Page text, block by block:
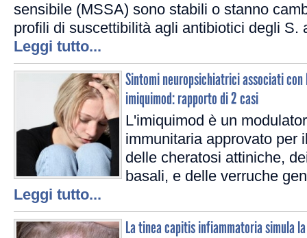
sensibile (MSSA) sono stabili o stanno
profili di suscettibilità agli antibiotici degli S.
Leggi tutto...
Sintomi neuropsichiatrici associati
imiquimod: rapporto di 2 casi
L'imiquimod è un
immunitaria approvato per
delle cheratosi attiniche,
basali, e delle verruche
Leggi tutto...
La tinea capitis infiammatoria simula